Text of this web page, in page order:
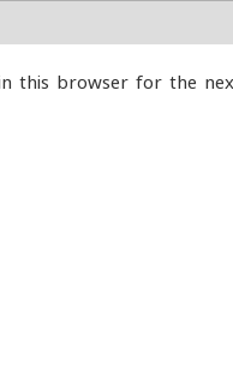
this browser for the